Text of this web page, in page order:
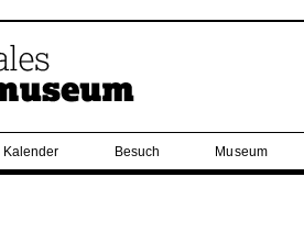
Kalender Besuch Museum